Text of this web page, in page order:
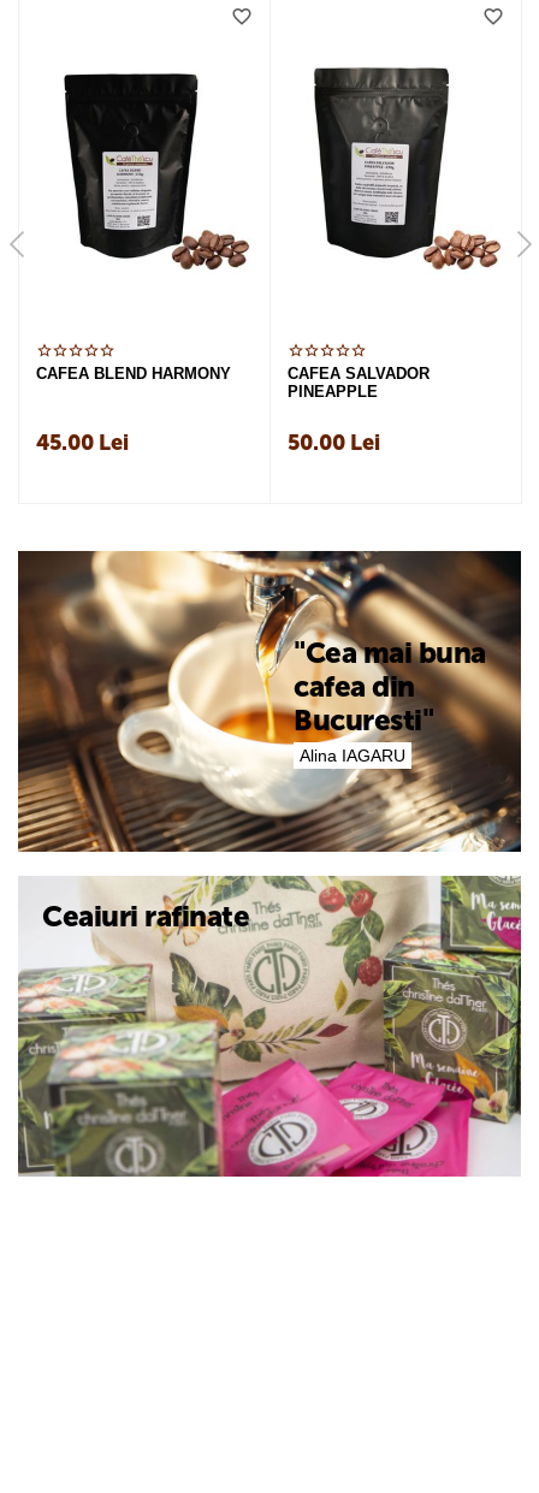
CAFEA BLEND HARMONY
45.00 Lei
CAFEA SALVADOR
PINEAPPLE
50.00 Lei
"Cea mai buna
cafea din
Bucuresti"
Alina IAGARU
chrisTine daTTner PARIS